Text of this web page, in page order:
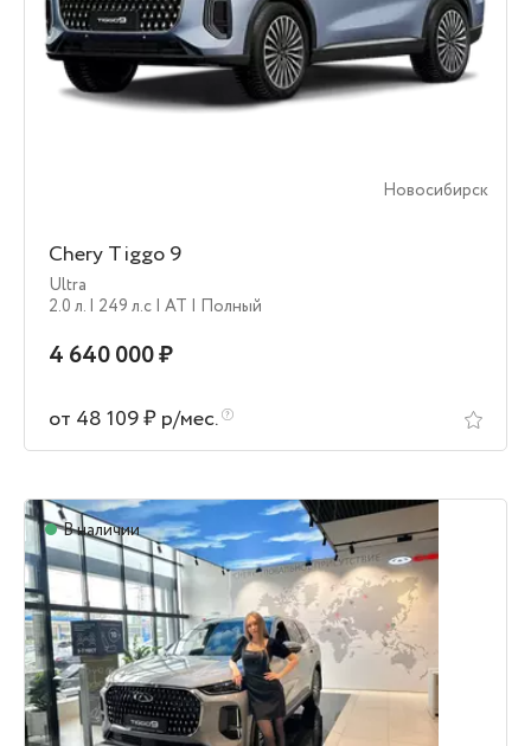
Новосибирск
Chery Tiggo 9
Ultra
2.0 л. | 249 л.c | AT | Полный
4 640 000 ₽
от 48 109 ₽ р/мес.
В наличии